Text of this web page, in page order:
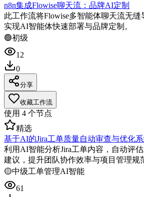
n8n集成Flowise聊天流：品牌AI定制
此工作流将Flowise多智能体聊天流无缝
实现AI智能体快速部署与品牌定制。
🟢初级
12
0
分享
收藏工作流
使用 4 个节点
精选
基于AI的Jira工单质量自动审查与优化
利用AI智能分析Jira工单内容，自动评
建议，提升团队协作效率与项目管理规
🟡中级工单管理AI智能
61